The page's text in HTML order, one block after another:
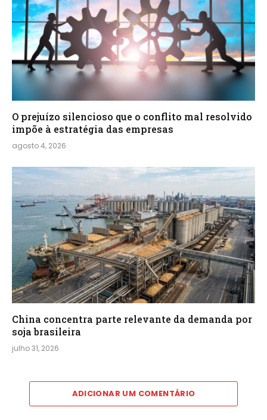
O prejuízo silencioso que o conflito mal resolvido
impõe à estratégia das empresas
agosto 4, 2026
China concentra parte relevante da demanda por
soja brasileira
julho 31, 2026
ADICIONAR UM COMENTÁRIO